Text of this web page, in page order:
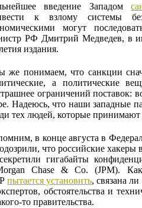
введение Западом
к взлому системы
могут
РФ Дмитрий Медведев, в
издания.
же понимаем, что санкции
а политические
ограничений поставок:
Надеюсь, что наши западные
тех людей, которые
в конце августа в
что российские хакеры
гигабайты
Chase & Co. (JPM).
пытается установить, связана
обстоятельства и
то правительства.